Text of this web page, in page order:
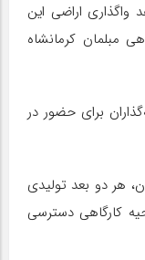
واگذاری اراضی این
مبلمان کرمانشاه
برای حضور در
هر دو بعد تولیدی
کارگاهی دسترسی